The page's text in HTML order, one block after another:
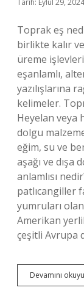
Tarih: Eylül 29, 2024
Toprak eş
birlikte kalır
üreme işlevleri
eşanlamlı,
yazılışlarına
kelimeler.
Heyelan veya
dolgu
eğim, su ve
aşağı ve
anlamlısı
patlıcangiller
yumruları
Amerikan
çeşitli Avrupa
Devamını